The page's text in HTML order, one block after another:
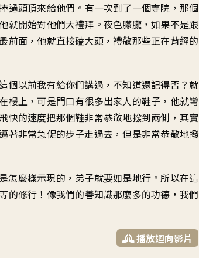
過頭頂來給他們 。 有一次到了一個寺院 ， 那個
就開始對他們大禮拜 。 夜色朦朧，如果不是跟
前面 ，他就直接磕大頭，禮敬那些正在背經的
這個以前我有給你們講過 ， 不知道還記得否 ？就
樓上 ， 可是門口有很多出家人的鞋子 ， 他就彎
快的速度把那個鞋非常恭敬地撥到兩側 ， 其實
著非常急促的步子走過去 ，但是非常恭敬地撥
怎麼樣示現的 ， 弟子就要如是地行 。所以在這
的修行 ！ 像我們的善知識那麼多的功德 ， 我們
播放迴向影片